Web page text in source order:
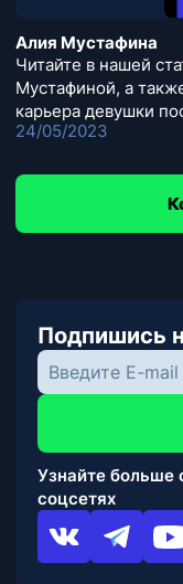
Алия Мустафина
Читайте в нашей
Мустафиной, а
карьера девушки
24/05/2023
Подпишись
Узнайте больше
соцсетях